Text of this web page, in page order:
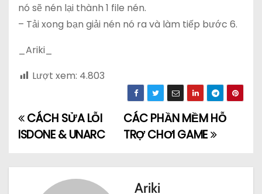
nó sẽ nén lại thành 1 file nén.
– Tải xong bạn giải nén nó ra và làm tiếp bước 6.
_Ariki_
Lượt xem: 4.803
Đ
ề
CÁC PHẦN MỀM HỖ
TRỢ CHƠI GAME
CÁCH SỬA LỖI
ISDONE & UNARC
Ariki